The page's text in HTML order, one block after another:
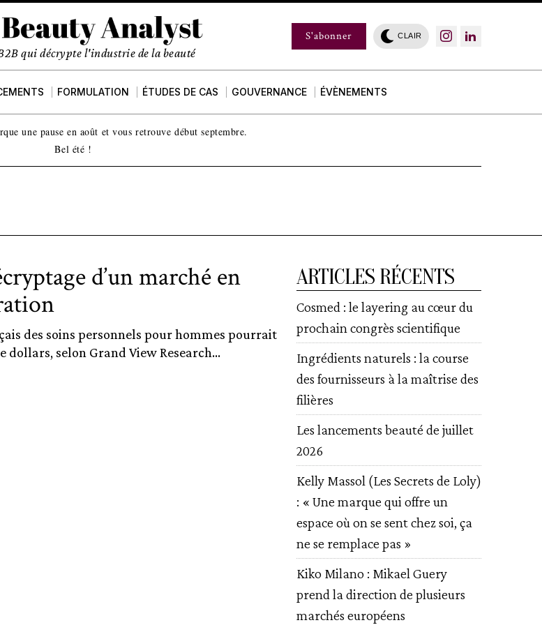
qui décrypte l'industrie de la beauté
S'abonner CLAIR
FORMULATION ÉTUDES DE CAS GOUVERNANCE ÉVÈNEMENTS
une pause en août et vous retrouve début septembre.
Bel été !
d’un marché en
des soins personnels pour hommes pourrait
selon Grand View Research...
ARTICLES RÉCENTS
Cosmed : le layering au cœur du
prochain congrès scientifique
Ingrédients naturels : la course
des fournisseurs à la maîtrise des
filières
Les lancements beauté de juillet
2026
Kelly Massol (Les Secrets de Loly)
: « Une marque qui offre un
espace où on se sent chez soi, ça
ne se remplace pas »
Kiko Milano : Mikael Guery
prend la direction de plusieurs
marchés européens